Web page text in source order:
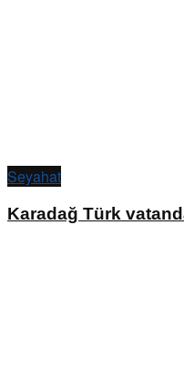
Seyahat
Karadağ Türk